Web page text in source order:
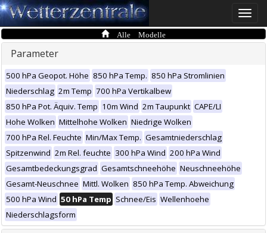
Toggle
Alle Modelle
Parameter
500 hPa Geopot. Höhe 850 hPa Temp. 850 hPa Stromlinien
Niederschlag 2m Temp 700 hPa Vertikalbew
850 hPa Pot. Äquiv. Temp 10m Wind 2m Taupunkt CAPE/LI
Hohe Wolken Mittelhohe Wolken Niedrige Wolken
700 hPa Rel. Feuchte Min/Max Temp. Gesamtniederschlag
Spitzenwind 2m Rel. feuchte 300 hPa Wind 200 hPa Wind
Gesamtbedeckungsgrad Gesamtschneehöhe Neuschneehöhe
Gesamt-Neuschnee Mittl. Wolken 850 hPa Temp. Abweichung
500 hPa Wind 50 hPa Temp Schnee/Eis Wellenhoehe
Niederschlagsform